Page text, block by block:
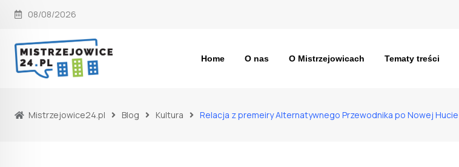
Skip
content
08/08/2026
Home O nas O Mistrzejowicach Tematy treści
Mistrzejowice24.pl Blog Kultura Relacja z premeiry Alternatywnego Przewodnika po Nowej Hucie